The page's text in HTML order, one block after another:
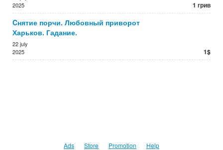
2025
1 грив
Cнятие порчи. Любовный приворот
Харьков. Гадание.
22 july
2025
1$
Ads Store Promotion Help